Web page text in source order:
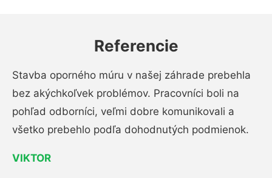
Referencie
Stavba oporného múru v našej záhrade prebehla
bez akýchkoľvek problémov. Pracovníci boli na
pohľad odborníci, veľmi dobre komunikovali a
všetko prebehlo podľa dohodnutých podmienok.
VIKTOR